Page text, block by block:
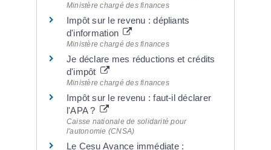
Ministère chargé des finances
Impôt sur le revenu : dépliants
d'information
Ministère chargé des finances
Je déclare mes réductions et crédits
d'impôt
Ministère chargé des finances
Impôt sur le revenu : faut-il déclarer
l'APA ?
Caisse nationale de solidarité pour
l'autonomie (CNSA)
Le Cesu Avance immédiate :